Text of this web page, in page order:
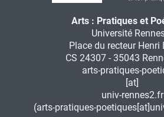
Arts : Pratiques et
Université
Place du recteur Henri
CS 24307 - 35043
arts-pratiques-
[at]
univ-rennes2.fr
(arts-pratiques-